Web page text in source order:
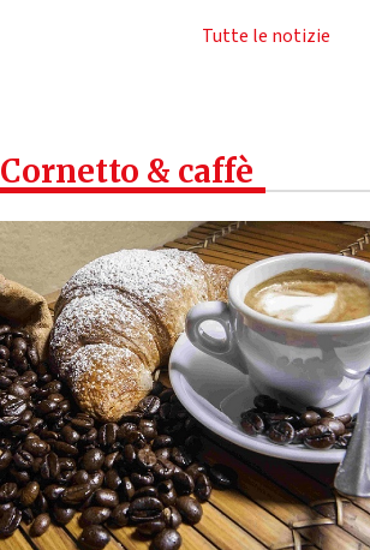
Tutte le notizie
Cornetto & caffè